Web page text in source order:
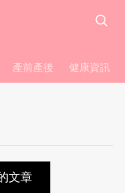
產前產後 健康資訊
文章